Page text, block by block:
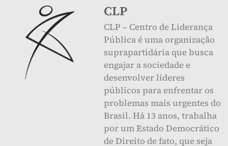
CLP
CLP – Centro de Liderança
Pública é uma organização
suprapartidária que busca
engajar a sociedade e
desenvolver líderes
públicos para enfrentar os
problemas mais urgentes do
Brasil. Há 13 anos, trabalha
por um Estado Democrático
de Direito de fato, que seja